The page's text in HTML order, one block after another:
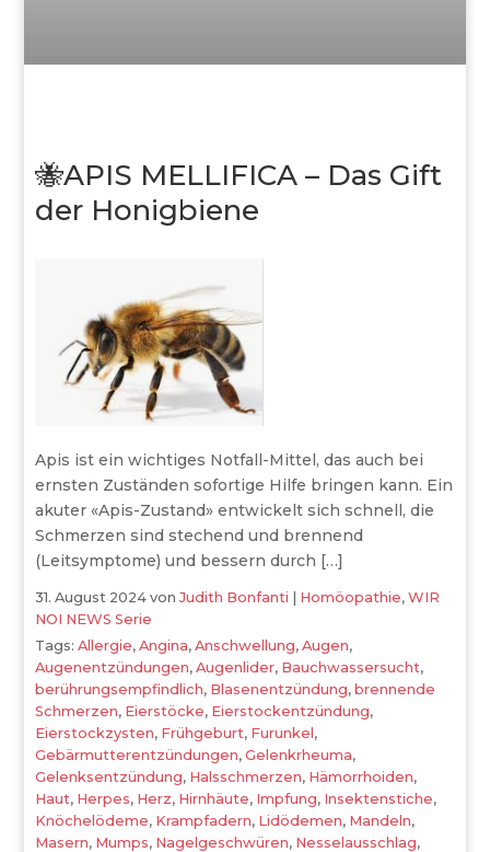
🐝APIS MELLIFICA – Das Gift
der Honigbiene
Apis ist ein wichtiges Notfall-Mittel, das auch bei
ernsten Zuständen sofortige Hilfe bringen kann. Ein
akuter «Apis-Zustand» entwickelt sich schnell, die
Schmerzen sind stechend und brennend
(Leitsymptome) und bessern durch […]
31. August 2024 vonJudith Bonfanti Homöopathie,WIR
NOI NEWS Serie
Tags:Allergie,Angina,Anschwellung,Augen,
Augenentzündungen,Augenlider, Bauchwassersucht,
berührungsempfindlich, Blasenentzündung,brennende
Schmerzen, Eierstöcke, Eierstockentzündung,
Eierstockzysten, Frühgeburt, Furunkel ,
Gebärmutterentzündungen,Gelenkrheuma,
Gelenksentzündung, Halsschmerzen, Hämorrhoiden,
Haut, Herpes, Herz, Hirnhäute, Impfung, Insektenstiche,
Knöchelödeme, Krampfadern, Lidödemen, Mandeln,
Masern, Mumps, Nagelgeschwüren, Nesselausschlag,